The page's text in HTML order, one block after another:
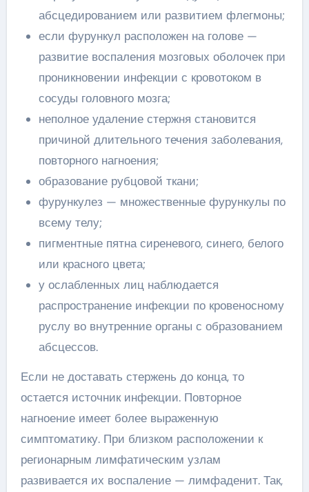
абсцедированием или развитием флегмоны;
если фурункул расположен на голове —
развитие воспаления мозговых оболочек при
проникновении инфекции с кровотоком в
сосуды головного мозга;
неполное удаление стержня становится
причиной длительного течения заболевания,
повторного нагноения;
образование рубцовой ткани;
фурункулез — множественные фурункулы по
всему телу;
пигментные пятна сиреневого, синего, белого
или красного цвета;
у ослабленных лиц наблюдается
распространение инфекции по кровеносному
руслу во внутренние органы с образованием
абсцессов.
Если не доставать стержень до конца, то
остается источник инфекции. Повторное
нагноение имеет более выраженную
симптоматику. При близком расположении к
регионарным лимфатическим узлам
развивается их воспаление — лимфаденит. Так,